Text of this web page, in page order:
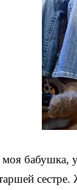
бабушка,